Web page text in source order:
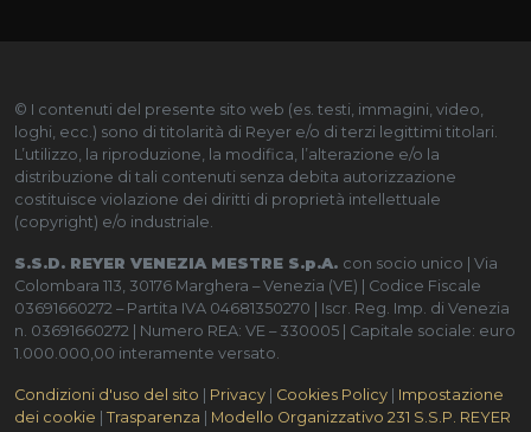
© I contenuti del presente sito web (es. testi, immagini, video,
loghi, ecc.) sono di titolarità di Reyer e/o di terzi legittimi titolari.
L’utilizzo, la riproduzione, la modifica, l’alterazione e/o la
distribuzione di tali contenuti senza debita autorizzazione
costituisce violazione dei diritti di proprietà intellettuale
(copyright) e/o industriale.
S.S.D. REYER VENEZIA MESTRE S.p.A. con socio unico | Via
Colombara 113, 30176 Marghera – Venezia (VE) | Codice Fiscale
03691660272 – Partita IVA 04681350270 | Iscr. Reg. Imp. di Venezia
n. 03691660272 | Numero REA: VE – 330005 | Capitale sociale: euro
1.000.000,00 interamente versato.
Condizioni d'uso del sito Privacy Cookies Policy
Impostazione
dei cookie
Trasparenza
Modello Organizzativo 231 S.S.P. REYER